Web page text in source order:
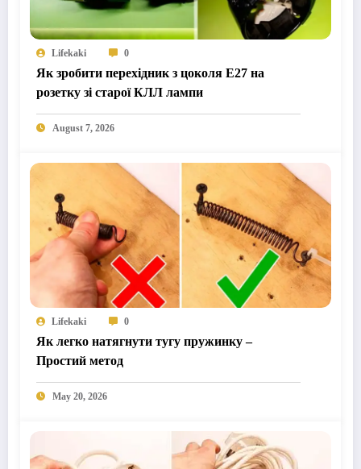
Lifekaki 0
Як зробити перехідник з цоколя E27 на
розетку зі старої КЛЛ лампи
August 7, 2026
Lifekaki 0
Як легко натягнути тугу пружинку –
Простий метод
May 20, 2026